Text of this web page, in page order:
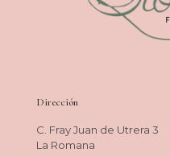
Dirección
C. Fray Juan de Utrera 3
La Romana